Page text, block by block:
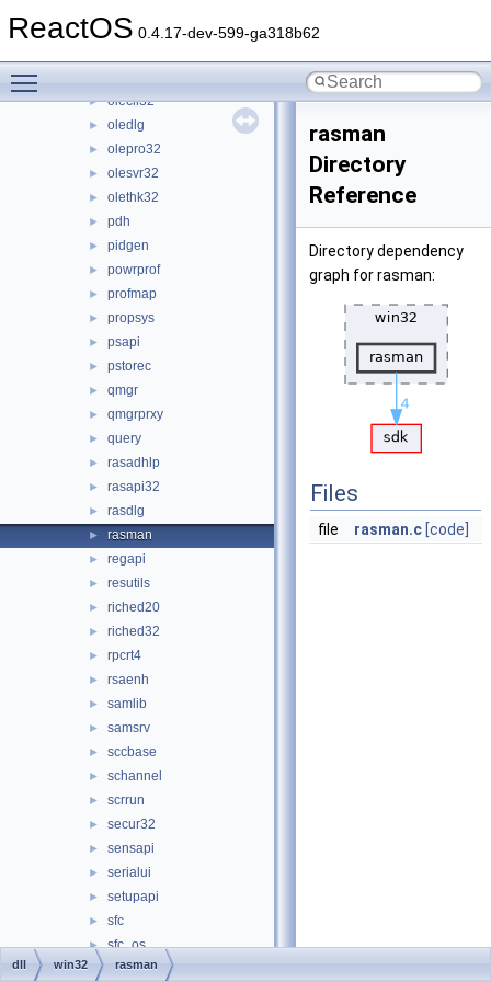
ReactOS 0.4.17-dev-599-ga318b62
► ole32
► olecli32
► oledlg
► olepro32
► olesvr32
► olethk32
► pdh
► pidgen
► powrprof
► profmap
► propsys
► psapi
► pstorec
► qmgr
► qmgrprxy
► query
► rasadhlp
► rasapi32
► rasdlg
► rasman
► regapi
► resutils
► riched20
► riched32
► rpcrt4
► rsaenh
► samlib
► samsrv
► sccbase
► schannel
► scrrun
► secur32
► sensapi
► serialui
► setupapi
► sfc
► sfc_os
► sfcfiles
rasman
Directory
Reference
Directory dependency
graph for rasman:
Files
file rasman.c [code]
dll win32 rasman